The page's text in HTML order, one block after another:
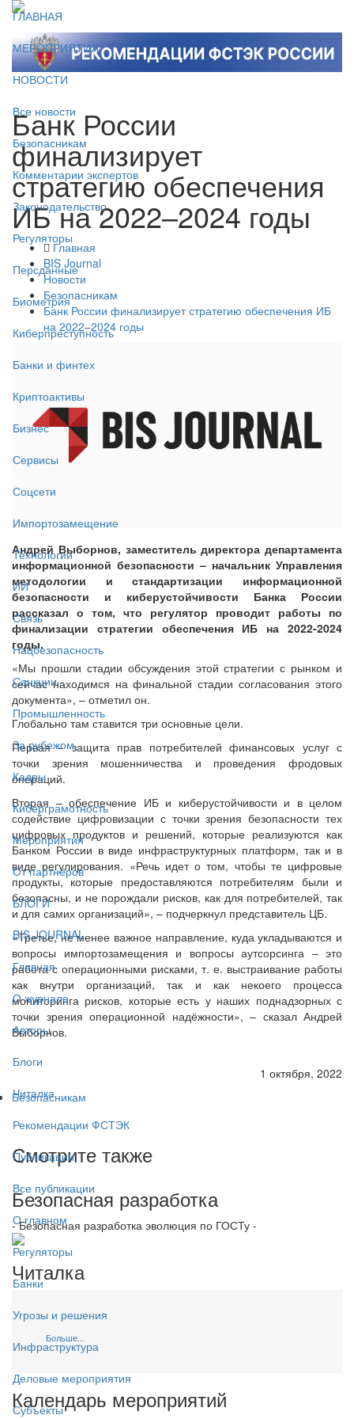
ГЛАВНАЯ
МЕРОПРИЯТИЯ
НОВОСТИ
Все новости
Безопасникам
Комментарии экспертов
Законодательство
Регуляторы
Персданные
Биометрия
Киберпреступность
Банки и финтех
Криптоактивы
Бизнес
Сервисы
Соцсети
Импортозамещение
Технологии
ИИ
Связь
Нацбезопасность
Санкции
Промышленность
За рубежом
Кадры
Киберграмотность
Мероприятия
От партнёров
БЛОГИ
BIS JOURNAL
Главная
О журнале
Авторы
Блоги
Читалка
Рекомендации ФСТЭК
Публикации
Все публикации
О главном
Регуляторы
Банки
Угрозы и решения
Инфраструктура
Деловые мероприятия
Субъекты
Банк России
финализирует
стратегию обеспечения
ИБ на 2022–2024 годы
Главная
BIS Journal
Новости
Безопасникам
Банк России финализирует стратегию обеспечения ИБ
на 2022–2024 годы
Андрей Выборнов, заместитель директора департамента
информационной безопасности – начальник Управления
методологии и стандартизации информационной
безопасности и киберустойчивости Банка России
рассказал о том, что регулятор проводит работы по
финализации стратегии обеспечения ИБ на 2022-2024
годы.
«Мы прошли стадии обсуждения этой стратегии с рынком и
сейчас находимся на финальной стадии согласования этого
документа», – отметил он.
Глобально там ставится три основные цели.
Первая – защита прав потребителей финансовых услуг с
точки зрения мошенничества и проведения фродовых
операций.
Вторая – обеспечение ИБ и киберустойчивости и в целом
содействие цифровизации с точки зрения безопасности тех
цифровых продуктов и решений, которые реализуются как
Банком России в виде инфраструктурных платформ, так и в
виде регулирования. «Речь идет о том, чтобы те цифровые
продукты, которые предоставляются потребителям были и
безопасны, и не порождали рисков, как для потребителей, так
и для самих организаций», – подчеркнул представитель ЦБ.
«Третье, не менее важное направление, куда укладываются и
вопросы импортозамещения и вопросы аутсорсинга – это
работа с операционными рисками, т. е. выстраивание работы
как внутри организаций, так и как некоего процесса
мониторинга рисков, которые есть у наших поднадзорных с
точки зрения операционной надёжности», – сказал Андрей
Выборнов.
1 октября, 2022
Безопасникам
Смотрите также
Безопасная разработка
- Безопасная разработка эволюция по ГОСТу -
Читалка
Больше...
Календарь мероприятий